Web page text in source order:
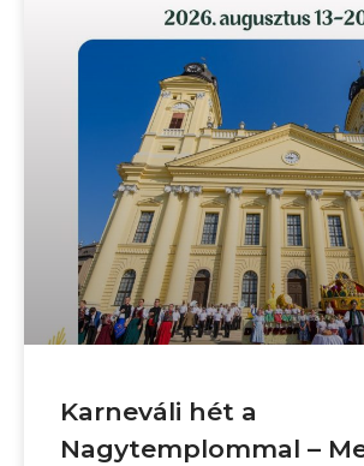
Karneváli hét a
Nagytemplommal –